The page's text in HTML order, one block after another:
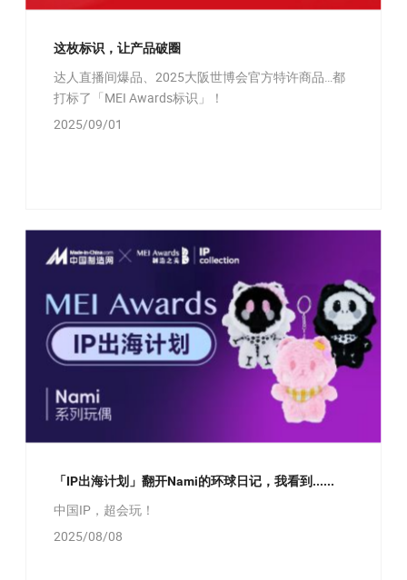
这枚标识，让产品破圈
达人直播间爆品、2025大阪世博会官方特许商品…都
打标了「MEI Awards标识」！
2025/09/01
「IP出海计划」翻开Nami的环球日记，我看到......
中国IP，超会玩！
2025/08/08